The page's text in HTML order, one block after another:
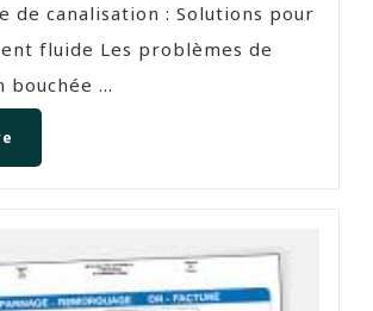
de canalisation : Solutions pour
fluide Les problèmes de
bouchée ...